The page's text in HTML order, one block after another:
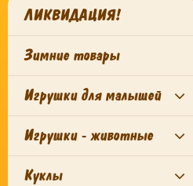
ЛИКВИДАЦИЯ!
Зимние товары
Игрушки для малышей
Игрушки - животные
Куклы